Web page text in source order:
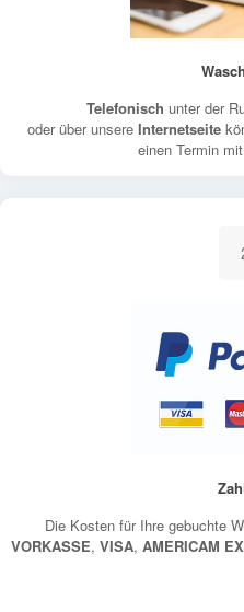
Telefonisch unter der
oder über unsere Internetseite
einen Termin
Die Kosten für Ihre gebuchte
VORKASSE, VISA, AMERICAM